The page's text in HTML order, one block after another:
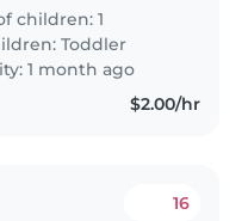
a alguien que
o con las mascotas,
children: 1
Toddler
1 month ago
$2.00/hr
16